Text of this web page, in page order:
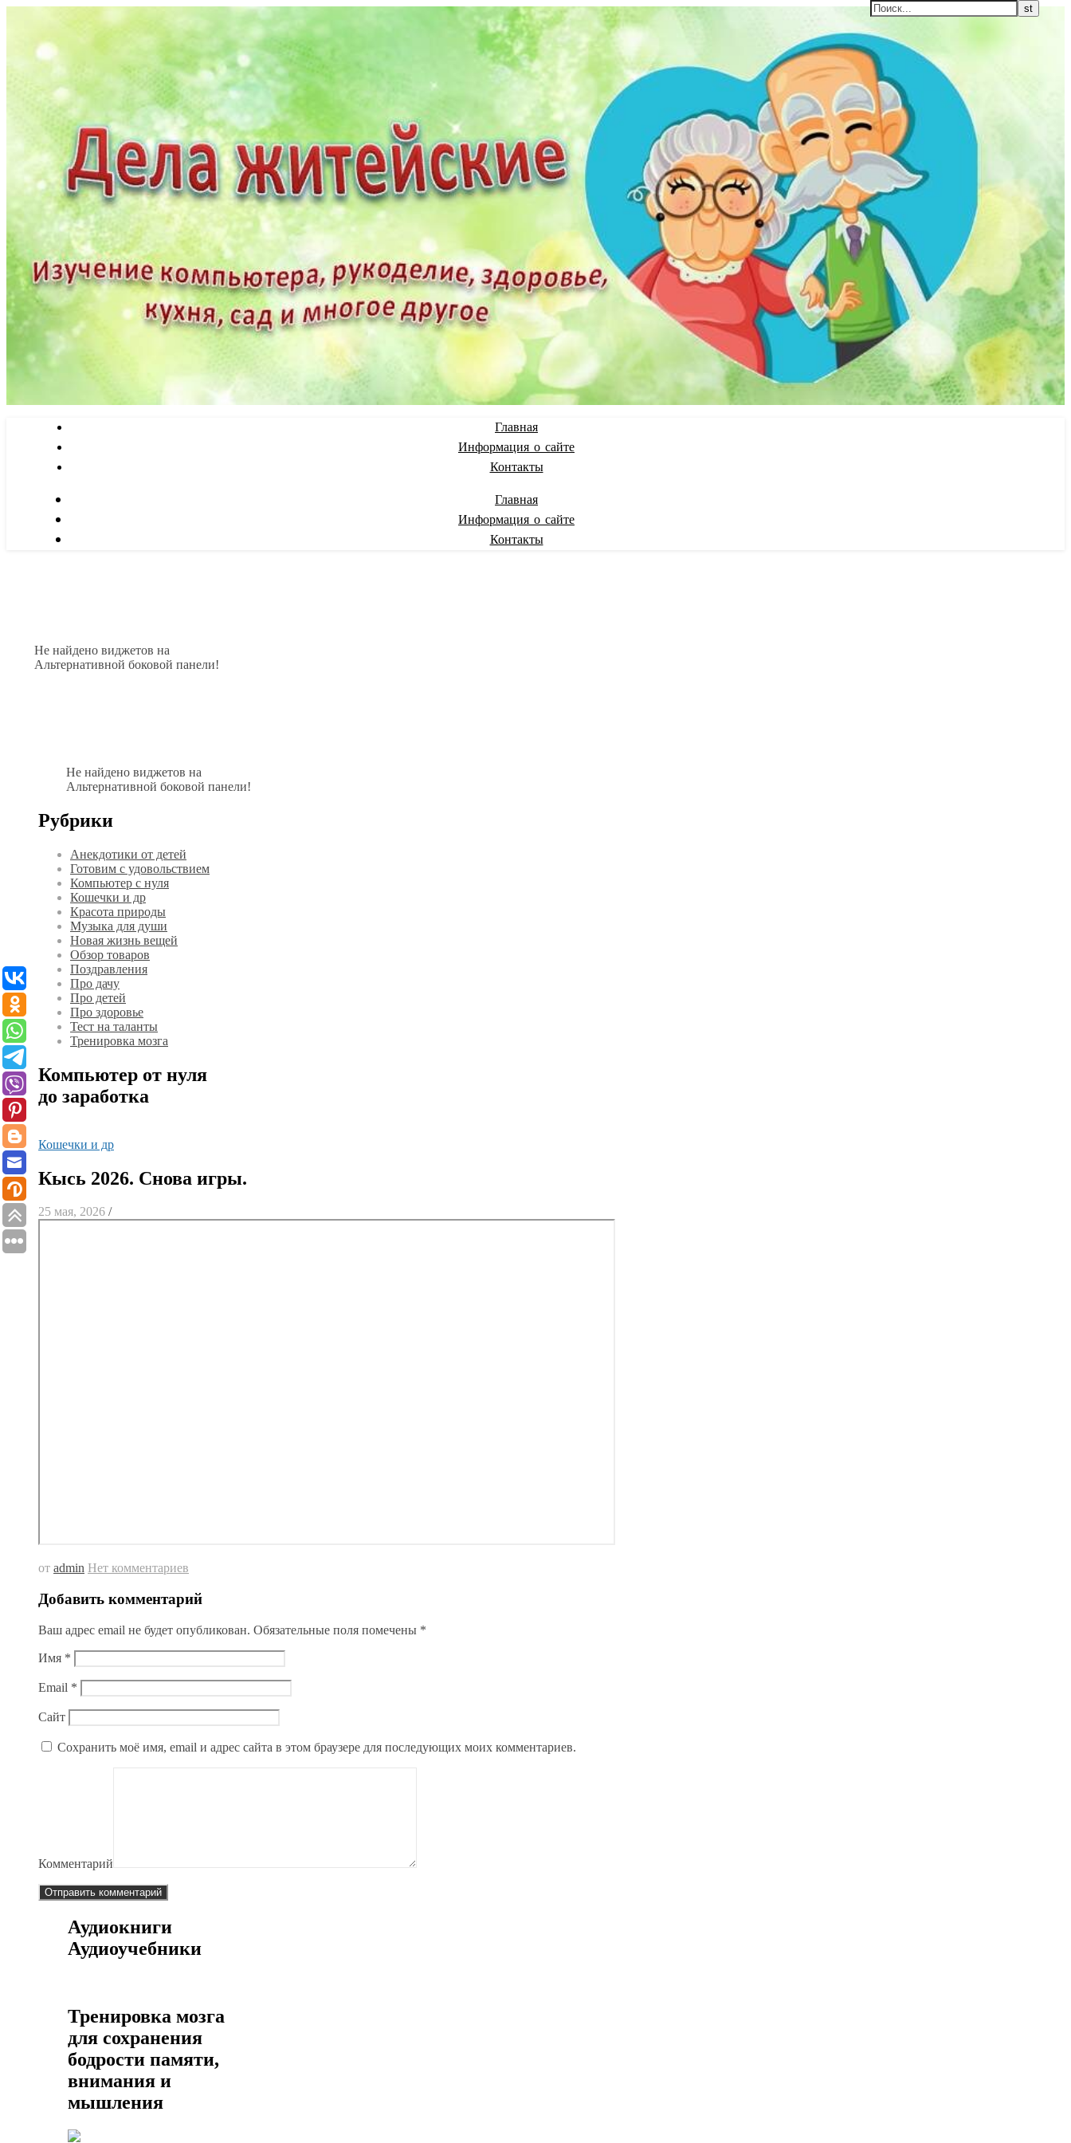
Главная
Информация о сайте
Контакты
Главная
Информация о сайте
Контакты
Не найдено виджетов на
Альтернативной боковой панели!
Не найдено виджетов на
Альтернативной боковой панели!
Рубрики
Анекдотики от детей
Готовим с удовольствием
Компьютер с нуля
Кошечки и др
Красота природы
Музыка для души
Новая жизнь вещей
Обзор товаров
Поздравления
Про дачу
Про детей
Про здоровье
Тест на таланты
Тренировка мозга
Компьютер от нуля
до заработка
Кошечки и др
Кысь 2026. Снова игры.
25 мая, 2026 /
от admin Нет комментариев
Добавить комментарий
Ваш адрес email не будет опубликован. Обязательные поля помечены *
Имя *
Email *
Сайт
Сохранить моё имя, email и адрес сайта в этом браузере для последующих моих комментариев.
Комментарий
Аудиокниги
Аудиоучебники
Тренировка мозга
для сохранения
бодрости памяти,
внимания и
мышления